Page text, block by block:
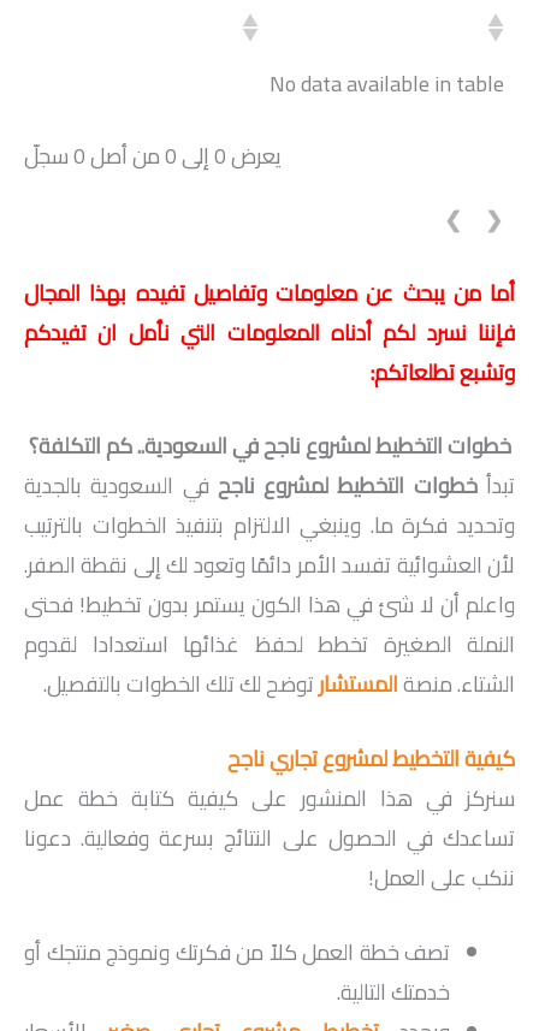
No data available in table
يعرض 0 إلى 0 من أصل 0 سجلّ
❮
❯
أما من يبحث عن معلومات وتفاصيل تفيده بهذا المجال
فإننا نسرد لكم أدناه المعلومات التي نأمل ان تفيدكم
وتشبع تطلعاتكم:
خطوات التخطيط لمشروع ناجح في السعودية.. كم التكلفة؟
تبدأخطوات التخطيط لمشروع ناجح في السعودية بالجدية
وتحديد فكرة ما. وينبغي الالتزام بتنفيذ الخطوات بالترتيب
لأن العشوائية تفسد الأمر دائمًا وتعود لك إلى نقطة الصفر.
واعلم أن لا شئ في هذا الكون يستمر بدون تخطيط! فحتى
النملة الصغيرة تخطط لحفظ غذائها استعدادا لقدوم
الشتاء. منصةالمستشارتوضح لك تلك الخطوات بالتفصيل.
كيفية التخطيط لمشروع تجاري ناجح
سنركز في هذا المنشور على كيفية كتابة خطة عمل
تساعدك في الحصول على النتائج بسرعة وفعالية. دعونا
ننكب على العمل!
تصف خطة العمل كلاً من فكرتك ونموذج منتجك أو
خدمتك التالية.